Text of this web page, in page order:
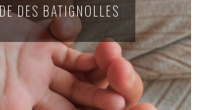
DES BATIGNOLLES